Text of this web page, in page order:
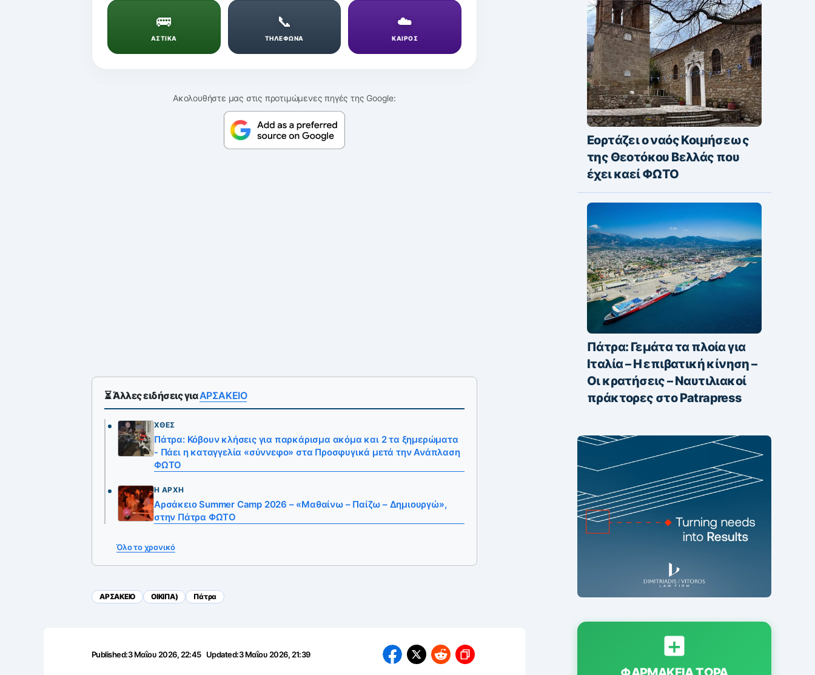
🚌
ΑΣΤΙΚΑ
📞
ΤΗΛΕΦΩΝΑ
☁️
ΚΑΙΡΟΣ
Ακολουθήστε μας στις προτιμώμενες πηγές της Google:
⏳ Άλλες ειδήσεις γιαΑΡΣΑΚΕΙΟ
ΧΘΕΣ
Πάτρα: Κόβουν κλήσεις για παρκάρισμα ακόμα και 2 τα ξημερώματα
- Πάει η καταγγελία «σύννεφο» στα Προσφυγικά μετά την Ανάπλαση
ΦΩΤΟ
Η ΑΡΧΉ
Αρσάκειο Summer Camp 2026 – «Μαθαίνω – Παίζω – Δημιουργώ»,
στην Πάτρα ΦΩΤΟ
Όλο το χρονικό
ΑΡΣΑΚΕΙΟ ΟΙΚΙΠΑ) Πάτρα
Published:3 Μαΐου 2026, 22:45 Updated:3 Μαΐου 2026, 21:39
Εορτάζει ο ναός Κοιμήσεως
της Θεοτόκου Βελλάς που
έχει καεί ΦΩΤΟ
Πάτρα: Γεμάτα τα πλοία για
Ιταλία – Η επιβατική κίνηση –
Οι κρατήσεις – Ναυτιλιακοί
πράκτορες στο Patrapress